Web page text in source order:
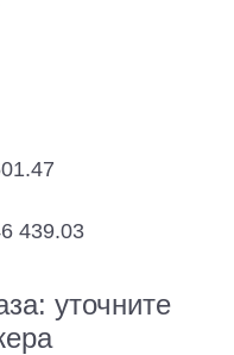
439.03
уточните